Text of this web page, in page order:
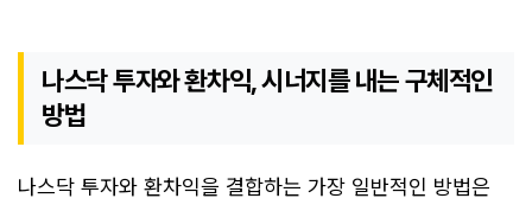
나스닥 투자와 환차익, 시너지를 내는 구체적인
방법
나스닥 투자와 환차익을 결합하는 가장 일반적인 방법은